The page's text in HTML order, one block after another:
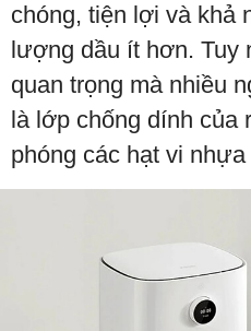
chóng, tiện lợi và khả
lượng dầu ít hơn. Tuy
quan trọng mà nhiều
là lớp chống dính của
phóng các hạt vi